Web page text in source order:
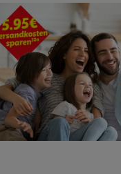
werden, damit wir
Nutzung der Utiq-
widerrufen - jederzeit
Telekommunikations-
die Lidl-Dienste)
Durch einen Klick auf
„Zustimmen“ stimmen
genannten Partner zu.
jederzeit mit Wirkung